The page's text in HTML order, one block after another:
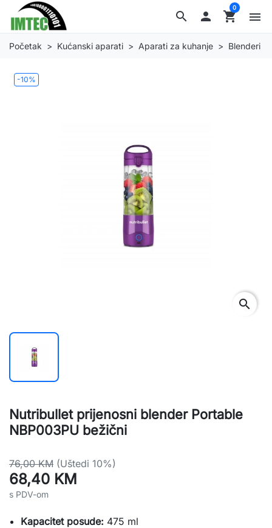
search  shopping_cart
0
menu
Početak Kućanski aparati Aparati za kuhanje Blenderi
-10%
search
Nutribullet prijenosni blender Portable
NBP003PU bežični
76,00 KM (Uštedi 10%)
68,40 KM
s PDV-om
Kapacitet posude: 475 ml